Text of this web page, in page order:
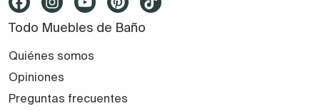
Todo Muebles de Baño
Quiénes somos
Opiniones
Preguntas frecuentes